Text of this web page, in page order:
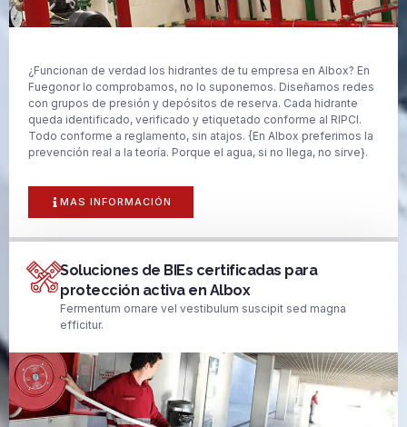
¿Funcionan de verdad los hidrantes de tu empresa en Albox? En
Fuegonor lo comprobamos, no lo suponemos. Diseñamos redes
con grupos de presión y depósitos de reserva. Cada hidrante
queda identificado, verificado y etiquetado conforme al RIPCI.
Todo conforme a reglamento, sin atajos. {En Albox preferimos la
prevención real a la teoría. Porque el agua, si no llega, no sirve}.
MAS INFORMACIÓN
Soluciones de BIEs certificadas para
protección activa en Albox
Fermentum ornare vel vestibulum suscipit sed magna
efficitur.